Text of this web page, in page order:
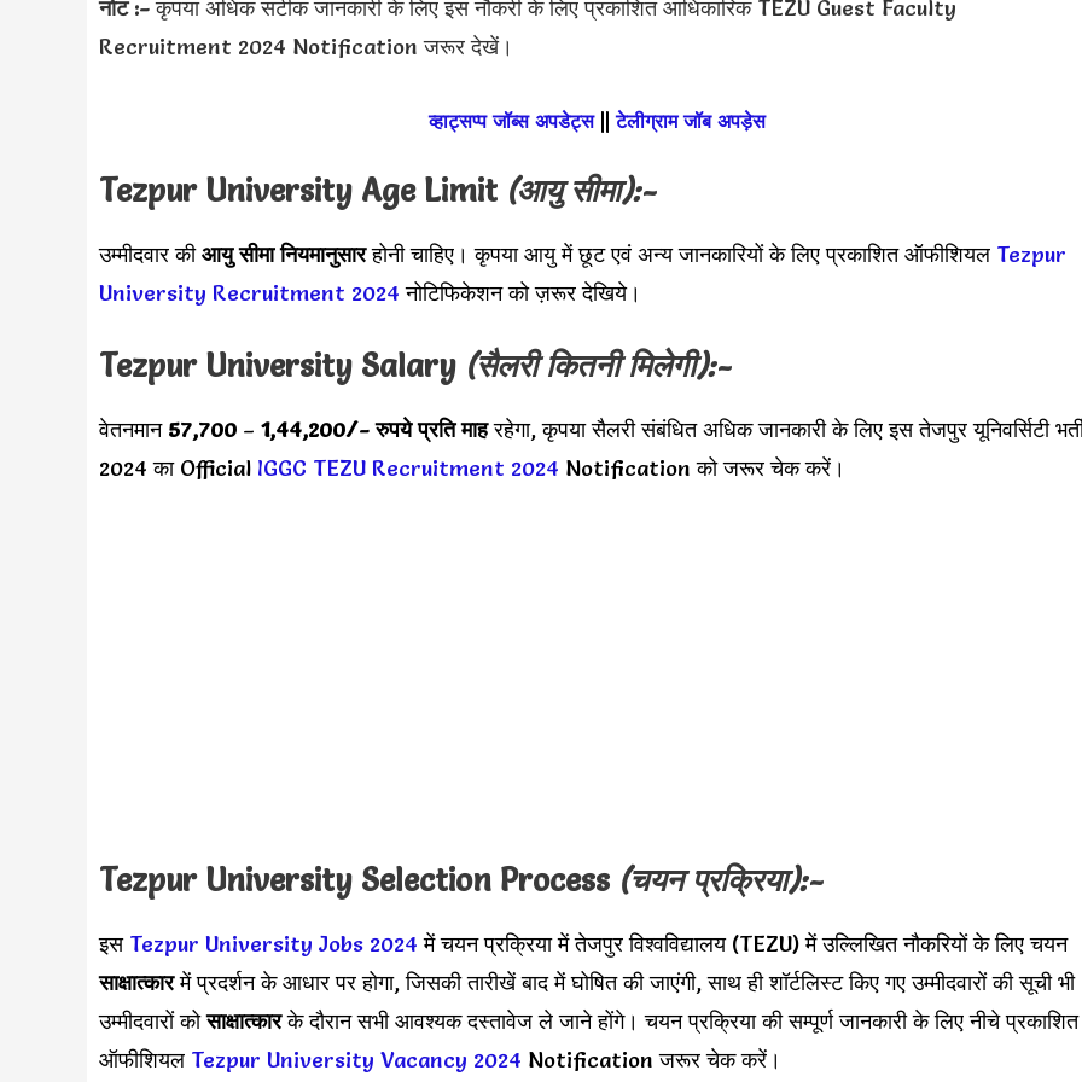
नोट :-कृपया अधिक सटीक जानकारी के लिए इस नौकरी के लिए प्रकाशित आधिकारिक TEZU Guest Faculty
Recruitment 2024 Notification जरूर देखें।
व्हाट्सप्प जॉब्स अपडेट्स||टेलीग्राम जॉब अपड़ेस
Tezpur University Age Limit (आयु सीमा):-
उम्मीदवार कीआयु सीमा नियमानुसारहोनी चाहिए। कृपया आयु में छूट एवं अन्य जानकारियों के लिए प्रकाशित ऑफीशियल Tezpur
University Recruitment 2024 नोटिफिकेशन को ज़रूर देखिये।
Tezpur University Salary (सैलरी कितनी मिलेगी):-
वेतनमान 57,700 – 1,44,200/- रुपये प्रति माहरहेगा, कृपया सैलरी संबंधित अधिक जानकारी के लिए इस तेजपुर यूनिवर्सिटी
2024 का Official IGGC TEZU Recruitment 2024 Notification को जरूर चेक करें।
Tezpur University Selection Process (चयन प्रक्रिया):-
इस Tezpur University Jobs 2024 में चयन प्रक्रिया में तेजपुर विश्वविद्यालय (TEZU) में उल्लिखित नौकरियों के लिए चयन
साक्षात्कारमें प्रदर्शन के आधार पर होगा, जिसकी तारीखें बाद में घोषित की जाएंगी, साथ ही शॉर्टलिस्ट किए गए उम्मीदवारों की सूची
उम्मीदवारों कोसाक्षात्कारके दौरान सभी आवश्यक दस्तावेज ले जाने होंगे। चयन प्रक्रिया की सम्पूर्ण जानकारी के लिए नीचे प्रकाशित
ऑफीशियल Tezpur University Vacancy 2024 Notification जरूर चेक करें।